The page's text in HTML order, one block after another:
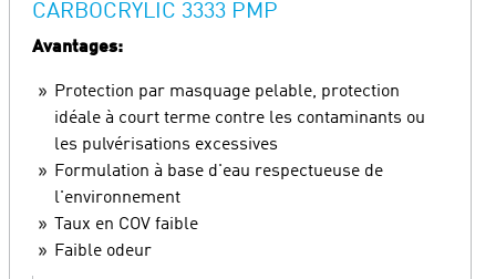
CARBOCRYLIC 3333 PMP
Avantages:
Protection par masquage pelable, protection
idéale à court terme contre les contaminants ou
les pulvérisations excessives
Formulation à base d'eau respectueuse de
l'environnement
Taux en COV faible
Faible odeur